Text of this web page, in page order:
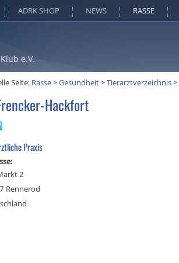
ADRK SHOP NEWS RASSE
e.V.
Seite: Rasse>Gesundheit>Tierarztverzeichnis>
Hackfort
Praxis
2
Rennerod